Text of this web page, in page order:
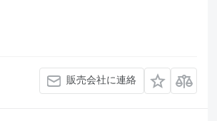
販売会社に連絡